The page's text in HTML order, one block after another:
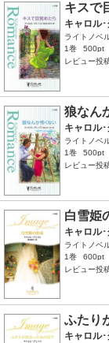
キスで
キャロル
ライトノベ
1巻
500pt
レビュー投
狼なん
キャロル
ライトノベ
1巻
500pt
レビュー投
白雪姫
キャロル
ライトノベ
1巻
600pt
レビュー投
ふたり
キャロル